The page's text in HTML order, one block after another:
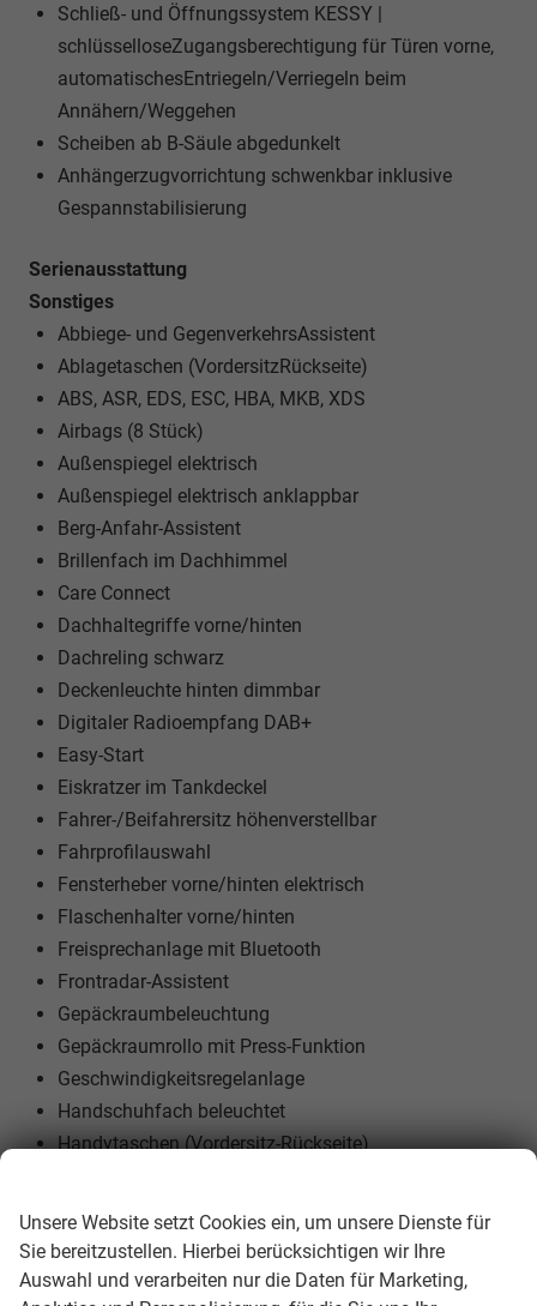
Schließ- und Öffnungssystem KESSY |
schlüsselloseZugangsberechtigung für Türen vorne,
automatischesEntriegeln/Verriegeln beim
Annähern/Weggehen
Scheiben ab B-Säule abgedunkelt
Anhängerzugvorrichtung schwenkbar inklusive
Gespannstabilisierung
Serienausstattung
Sonstiges
Abbiege- und GegenverkehrsAssistent
Ablagetaschen (VordersitzRückseite)
ABS, ASR, EDS, ESC, HBA, MKB, XDS
Airbags (8 Stück)
Außenspiegel elektrisch
Außenspiegel elektrisch anklappbar
Berg-Anfahr-Assistent
Brillenfach im Dachhimmel
Care Connect
Dachhaltegriffe vorne/hinten
Dachreling schwarz
Deckenleuchte hinten dimmbar
Digitaler Radioempfang DAB+
Easy-Start
Eiskratzer im Tankdeckel
Fahrer-/Beifahrersitz höhenverstellbar
Fahrprofilauswahl
Fensterheber vorne/hinten elektrisch
Flaschenhalter vorne/hinten
Freisprechanlage mit Bluetooth
Frontradar-Assistent
Gepäckraumbeleuchtung
Gepäckraumrollo mit Press-Funktion
Geschwindigkeitsregelanlage
Handschuhfach beleuchtet
Handytaschen (Vordersitz-Rückseite)
Kindersitz-Halterungen
Klimaanlage „Climatronic"
Unsere Website setzt Cookies ein, um unsere Dienste für
Sie bereitzustellen. Hierbei berücksichtigen wir Ihre
Auswahl und verarbeiten nur die Daten für Marketing,